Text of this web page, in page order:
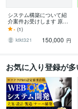
システム構築について紹
介案件お受けします 原則
紹介案件を優先的にお受
けしています
- (1)
ktkt321
150,000 円
お気に入り登録が